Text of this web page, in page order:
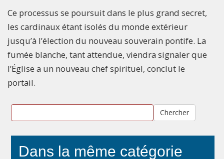
Ce processus se poursuit dans le plus grand secret,
les cardinaux étant isolés du monde extérieur
jusqu’à l’élection du nouveau souverain pontife. La
fumée blanche, tant attendue, viendra signaler que
l’Église a un nouveau chef spirituel, conclut le
portail.
Chercher
Dans la même catégorie